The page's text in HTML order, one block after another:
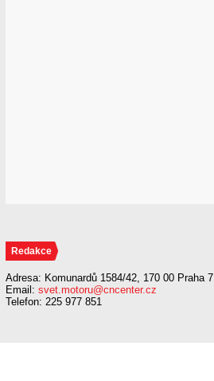
Redakce
Adresa: Komunardů 1584/42, 170 00 Praha 7
Email: svet.motoru@cncenter.cz
Telefon: 225 977 851